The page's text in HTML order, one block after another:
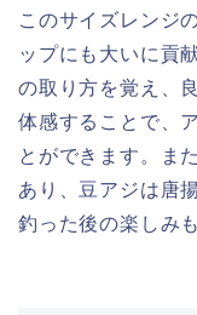
このサイズレンジ
ップにも大いに貢
の取り方を覚え、
体感することで、
とができます。ま
あり、豆アジは唐
釣った後の楽しみ